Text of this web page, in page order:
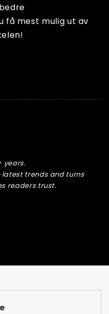
få mest mulig ut av
years.
latest trends and turns
readers trust.